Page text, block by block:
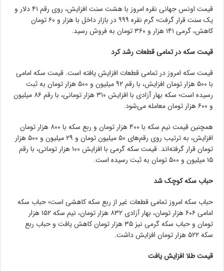
قیمت اونس جهانی نقره امروز با هشت سنت افزایش،‌ روی رقم ۴۱ دلار و
یک سنت قرار گرفت؛ گرم نقره ۹۹۹ در بازار داخل با هزار و ۶۰ تومان
کاهش، گرمی ۱۴۱ هزار و ۳۶۰ تومان به فروش رسید.
قیمت سکه در تمامی قطعات رشد کرد
قیمت سکه امروز در تمامی قطعات افزایش یافته است. قیمت سکه امامی
با ۵۰۰ هزار تومان افزایش، با رقم ۹۲ میلیون و ۵۰۰ هزار تومان به ثبت
رسیده است؛ سکه بهار آزادی با افزایش ۳۱۰ هزار تومانی، با رقم ۸۶ میلیون
و ۶۰۰ هزار تومان معامله می‌شود.
همچنین قیمت نیم سکه با ۴۰۰ هزار تومان و ربع سکه با ۸۰۰ هزار تومان
افزایش، به ترتیب روی رقم‌های ۵۰ میلیون تومان و ۲۹ میلیون و ۵۰۰ هزار
تومان قرار گرفته‌اند. قیمت سکه گرمی با افزایش ۱۰۰ هزار تومانی، با رقم
۱۵ میلیون و ۵۰۰ تومان به ثبت رسیده است.
حباب سکه کوچک شد
حباب سکه امروز تمامی قطعات غیر از ربع سکه کاهشی است؛ حباب سکه
امامی ۶۰۶ هزار تومان، بهار آزادی ۸۳۲ هزار تومان، نیم سکه ۱۵۲ هزار
تومان و حباب سکه گرمی نیز ۳۵ هزار تومان کاهش یافت و حباب ربع
سکه ۵۲۲ هزار تومان افزایش داشت.
قیمت طلا افزایش یافت